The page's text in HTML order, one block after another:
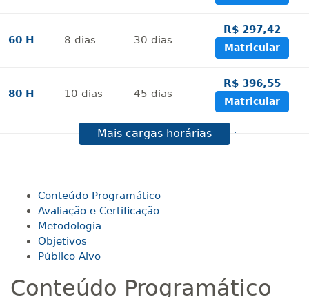
60 H 8 dias 30 dias
R$ 297,42
Matricular
80 H 10 dias 45 dias
R$ 396,55
Matricular
dias 45dias
R$ 495,69
120 H 15dias 60dias
140 H 18 dias
Mais cargas horárias
Conteúdo Programático
Avaliação e Certificação
Metodologia
Objetivos
Público Alvo
Conteúdo Programático